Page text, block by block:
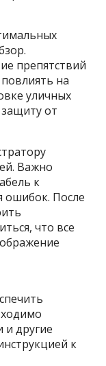
препятствий
на
уличных
от
Важно
к
ошибок. После
что все
и другие
к